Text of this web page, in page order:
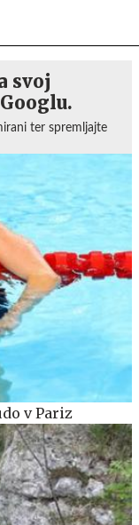
svoj
ter spremljajte
v Pariz